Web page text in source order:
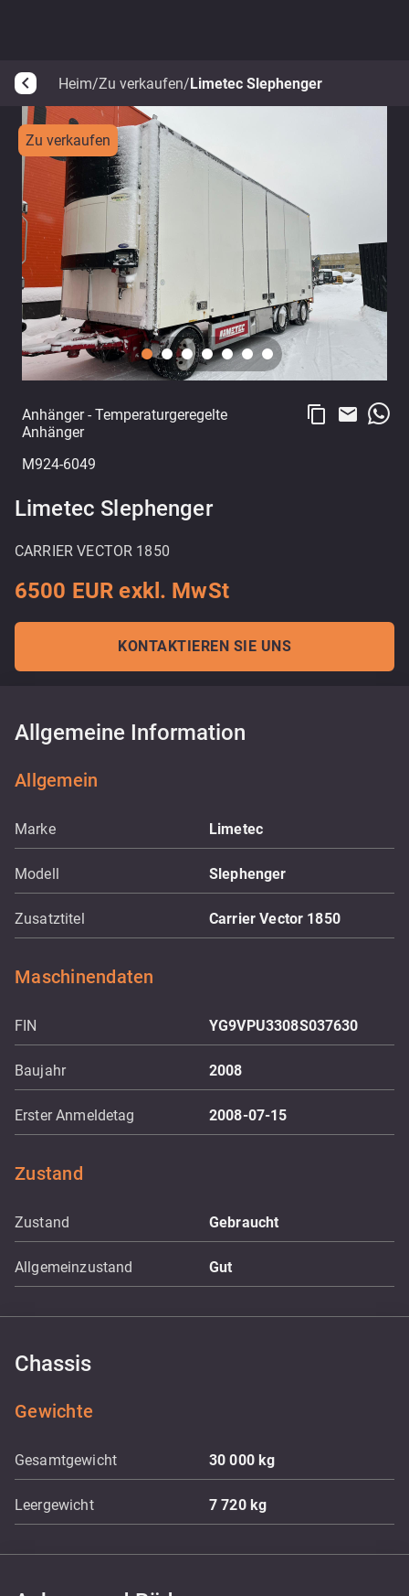
arrow_back_ios Heim/Zu verkaufen/Limetec Slephenger
Zu verkaufen
Anhänger- Temperaturgeregelte
Anhänger
M924-6049
content_copy email
Limetec Slephenger
CARRIER VECTOR 1850
6500 EUR exkl. MwSt
KONTAKTIEREN SIE UNS
Allgemeine Information
Allgemein
Marke Limetec
Modell Slephenger
Zusatztitel Carrier Vector 1850
Maschinendaten
FIN YG9VPU3308S037630
Baujahr 2008
Erster Anmeldetag 2008-07-15
Zustand
Zustand Gebraucht
Allgemeinzustand Gut
Chassis
Gewichte
Gesamtgewicht 30 000kg
Leergewicht 7 720 kg